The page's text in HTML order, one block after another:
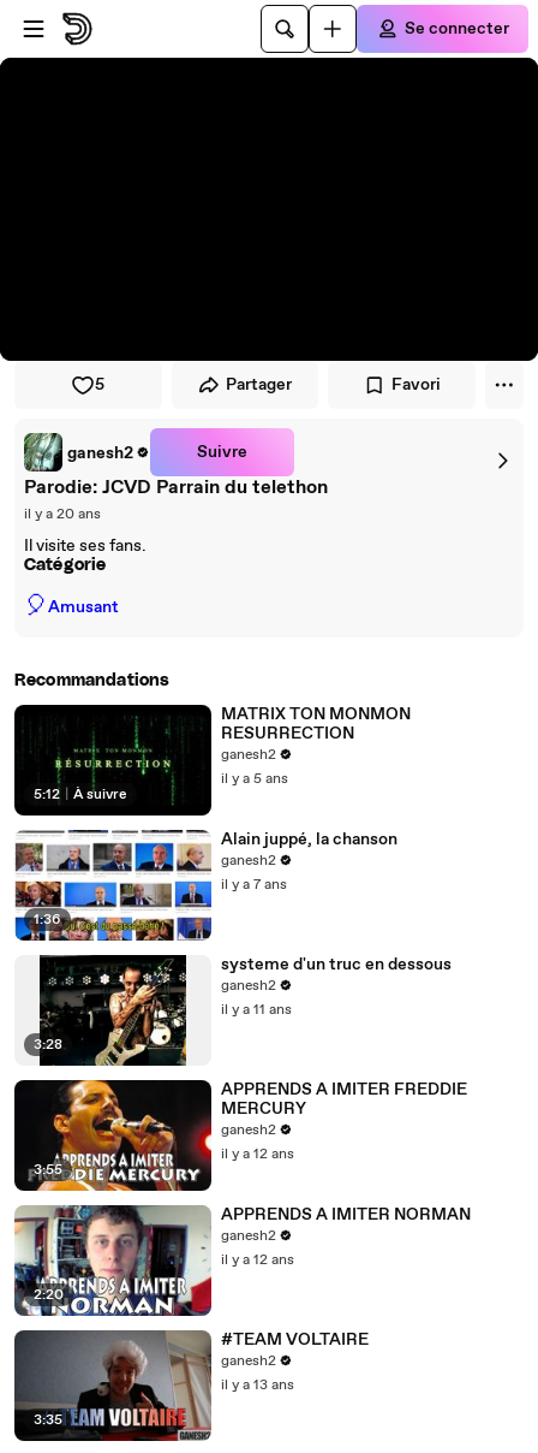
Passer au player
Passer au contenu principal
Se connecter
5 Partager Favori
ganesh2 Suivre
Parodie: JCVD Parrain du telethon
il y a 20 ans
Il visite ses fans.
Catégorie
🎈Amusant
Recommandations
5:12 À suivre
MATRIX TON MONMON
RESURRECTION
ganesh2
il y a 5 ans
1:36
Alain juppé, la chanson
ganesh2
il y a 7 ans
3:28
systeme d'un truc en dessous
ganesh2
il y a 11 ans
3:55
APPRENDS A IMITER FREDDIE
MERCURY
ganesh2
il y a 12 ans
2:20
APPRENDS A IMITER NORMAN
ganesh2
il y a 12 ans
3:35
#TEAM VOLTAIRE
ganesh2
il y a 13 ans